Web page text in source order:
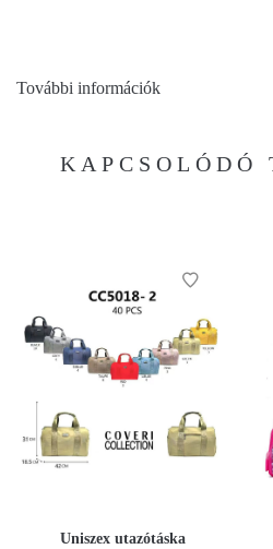
További információk
KAPCSOLÓDÓ
Uniszex utazótáska